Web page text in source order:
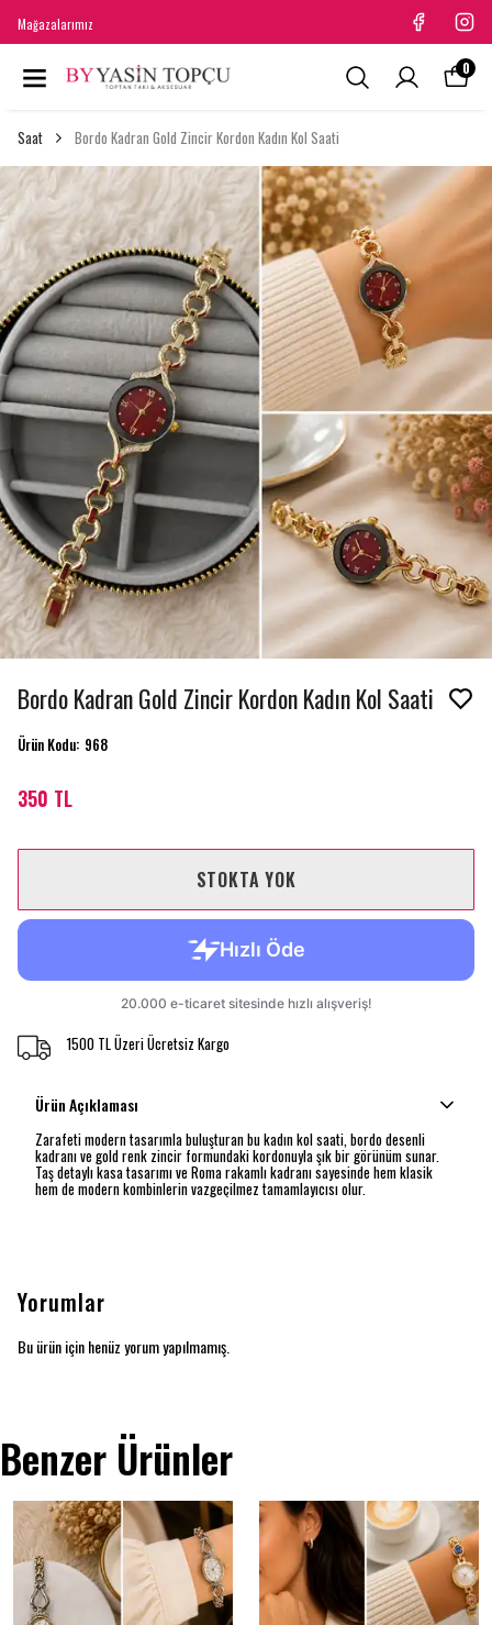
Mağazalarımız
0
Saat Bordo Kadran Gold Zincir Kordon Kadın Kol Saati
Bordo Kadran Gold Zincir Kordon Kadın Kol Saati
Ürün Kodu: 968
350 TL
STOKTA YOK
1500 TL Üzeri Ücretsiz Kargo
Ürün Açıklaması
Zarafeti modern tasarımla buluşturan bu kadın kol saati, bordo desenli
kadranı ve gold renk zincir formundaki kordonuyla şık bir görünüm sunar.
Taş detaylı kasa tasarımı ve Roma rakamlı kadranı sayesinde hem klasik
hem de modern kombinlerin vazgeçilmez tamamlayıcısı olur.
Yorumlar
Bu ürün için henüz yorum yapılmamış.
Benzer Ürünler